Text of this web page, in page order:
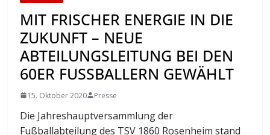
MIT FRISCHER ENERGIE IN DIE
ZUKUNFT – NEUE
ABTEILUNGSLEITUNG BEI DEN
60ER FUSSBALLERN GEWÄHLT
15. Oktober 2020 Presse
Die Jahreshauptversammlung der
Fußballabteilung des TSV 1860 Rosenheim stand